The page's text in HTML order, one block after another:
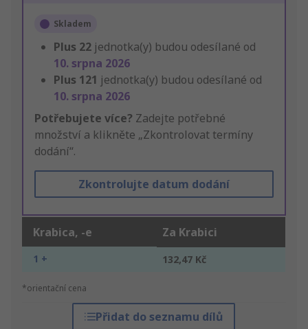
Skladem
Plus 22 jednotka(y) budou odesílané od
10. srpna 2026
Plus 121 jednotka(y) budou odesílané od
10. srpna 2026
Potřebujete více? Zadejte potřebné
množství a klikněte „Zkontrolovat termíny
dodání“.
Zkontrolujte datum dodání
Krabica, -e Za Krabici
1 + 132,47 Kč
*orientační cena
Přidat do seznamu dílů